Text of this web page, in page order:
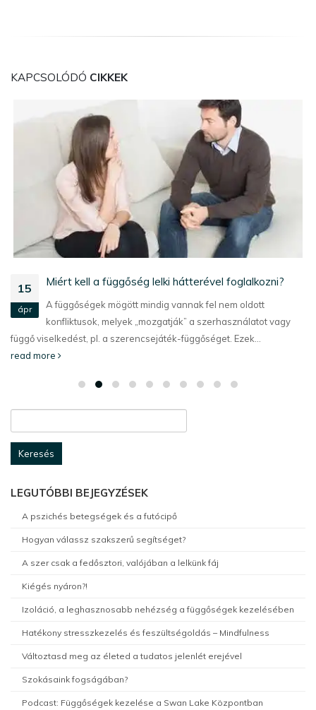
KAPCSOLÓDÓ CIKKEK
15
ápr
Miért kell a függőség lelki hátterével foglalkozni?
A függőségek mögött mindig vannak fel nem oldott
konfliktusok, melyek „mozgatják” a szerhasználatot vagy
függő viselkedést, pl. a szerencsejáték-függőséget. Ezek...
read more
LEGUTÓBBI BEJEGYZÉSEK
A pszichés betegségek és a futócipő
Hogyan válassz szakszerű segítséget?
A szer csak a fedősztori, valójában a lelkünk fáj
Kiégés nyáron?!
Izoláció, a leghasznosabb nehézség a függőségek kezelésében
Hatékony stresszkezelés és feszültségoldás – Mindfulness
Változtasd meg az életed a tudatos jelenlét erejével
Szokásaink fogságában?
Podcast: Függőségek kezelése a Swan Lake Központban